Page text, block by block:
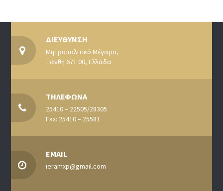
ΔΙΕΥΘΥΝΣΗ
Μητροπολιτικό Μέγαρο,
Ξάνθη 671 00, Ελλάδα
ΤΗΛΕΦΩΝΑ
25410 – 22505/28305
Fax: 25410 – 25581
EMAIL
ieramxp@gmail.com